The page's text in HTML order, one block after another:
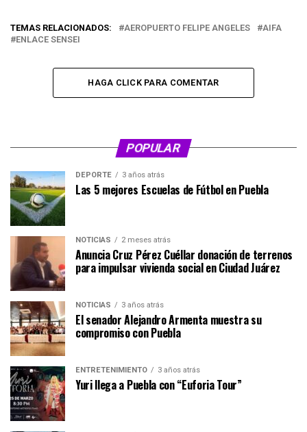
TEMAS RELACIONADOS: AEROPUERTO FELIPE ANGELES
AIFA
ENLACE SENSEI
HAGA CLICK PARA COMENTAR
POPULAR
DEPORTE 3 años atrás
Las 5 mejores Escuelas de Fútbol en Puebla
NOTICIAS 2 meses atrás
Anuncia Cruz Pérez Cuéllar donación de terrenos
para impulsar vivienda social en Ciudad Juárez
NOTICIAS 3 años atrás
El senador Alejandro Armenta muestra su
compromiso con Puebla
ENTRETENIMIENTO 3 años atrás
Yuri llega a Puebla con “Euforia Tour”